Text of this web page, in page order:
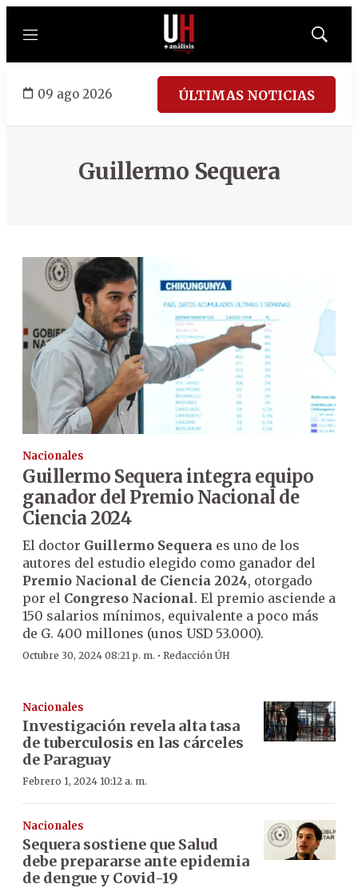
Menú
Mostrar
09 ago 2026 ÚLTIMAS NOTICIAS
Guillermo Sequera
Nacionales
Guillermo Sequera integra equipo
ganador del Premio Nacional de
Ciencia 2024
El doctor Guillermo Sequera es uno de los
autores del estudio elegido como ganador del
Premio Nacional de Ciencia 2024, otorgado
por el Congreso Nacional. El premio asciende a
150 salarios mínimos, equivalente a poco más
de G. 400 millones (unos USD 53.000).
Octubre 30, 2024 08:21 p. m. · Redacción ÚH
Nacionales
Investigación revela alta tasa
de tuberculosis en las cárceles
de Paraguay
Febrero 1, 2024 10:12 a. m.
Nacionales
Sequera sostiene que Salud
debe prepararse ante epidemia
de dengue y Covid-19